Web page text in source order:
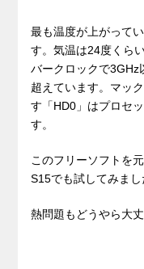
最も温度が上がって
す。気温は24度くら
バークロックで3GHz
超えています。マッ
す「HD0」はプロセ
す。
このフリーソフトを
S15でも試してみまし
熱問題もどうやら大丈